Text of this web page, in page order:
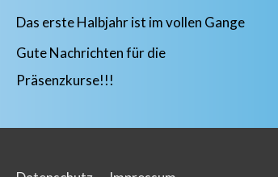
Das erste Halbjahr ist im vollen Gange
Gute Nachrichten für die
Präsenzkurse!!!